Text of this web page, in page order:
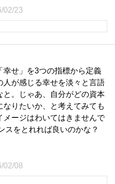
02/23
幸せ」を3つの指標から定義
人が感じる幸せを淡々と言語
と。じゃあ、自分がどの資本
なりたいか、と考えてみても
メージはわいてはきませんで
スをとれれば良いのかな？
02/08